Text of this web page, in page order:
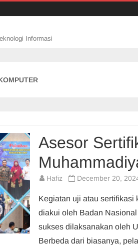
Informasi
Asesor
Hafiz December 20,
Kegiatan uji atau sertifikasi
diakui oleh Badan
sukses dilaksanakan oleh
Berbeda dari biasanya,